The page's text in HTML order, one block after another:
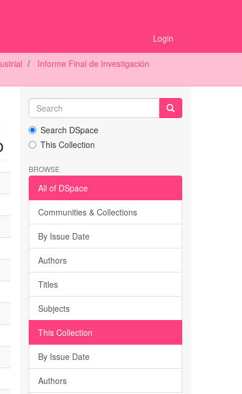
Login
Informe Final de Investigación
Search DSpace
This Collection
BROWSE
All of DSpace
Communities & Collections
By Issue Date
Authors
Titles
Subjects
This Collection
By Issue Date
Authors